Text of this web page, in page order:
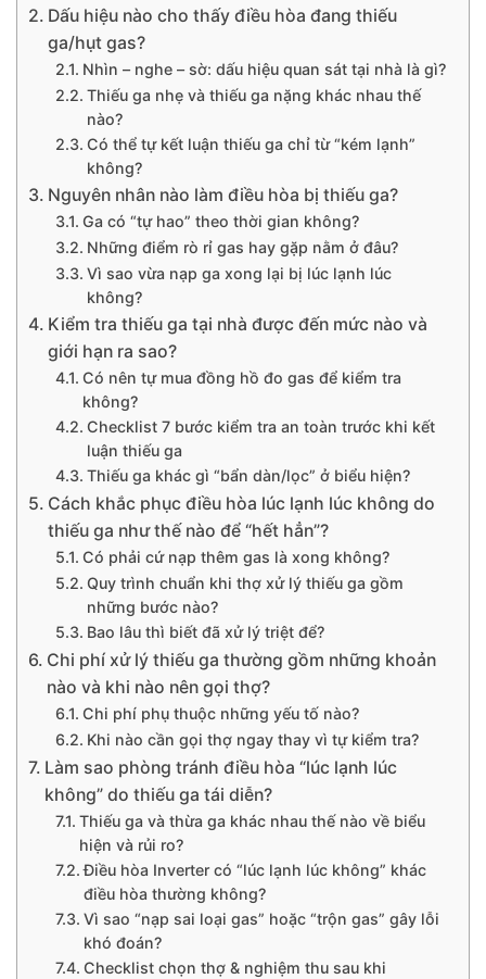
Dấu hiệu nào cho thấy điều hòa đang thiếu
ga/hụt gas?
Nhìn – nghe – sờ: dấu hiệu quan sát tại nhà là gì?
Thiếu ga nhẹ và thiếu ga nặng khác nhau thế
nào?
Có thể tự kết luận thiếu ga chỉ từ “kém lạnh”
không?
Nguyên nhân nào làm điều hòa bị thiếu ga?
Ga có “tự hao” theo thời gian không?
Những điểm rò rỉ gas hay gặp nằm ở đâu?
Vì sao vừa nạp ga xong lại bị lúc lạnh lúc
không?
Kiểm tra thiếu ga tại nhà được đến mức nào và
giới hạn ra sao?
Có nên tự mua đồng hồ đo gas để kiểm tra
không?
Checklist 7 bước kiểm tra an toàn trước khi kết
luận thiếu ga
Thiếu ga khác gì “bẩn dàn/lọc” ở biểu hiện?
Cách khắc phục điều hòa lúc lạnh lúc không do
thiếu ga như thế nào để “hết hẳn”?
Có phải cứ nạp thêm gas là xong không?
Quy trình chuẩn khi thợ xử lý thiếu ga gồm
những bước nào?
Bao lâu thì biết đã xử lý triệt để?
Chi phí xử lý thiếu ga thường gồm những khoản
nào và khi nào nên gọi thợ?
Chi phí phụ thuộc những yếu tố nào?
Khi nào cần gọi thợ ngay thay vì tự kiểm tra?
Làm sao phòng tránh điều hòa “lúc lạnh lúc
không” do thiếu ga tái diễn?
Thiếu ga và thừa ga khác nhau thế nào về biểu
hiện và rủi ro?
Điều hòa Inverter có “lúc lạnh lúc không” khác
điều hòa thường không?
Vì sao “nạp sai loại gas” hoặc “trộn gas” gây lỗi
khó đoán?
Checklist chọn thợ & nghiệm thu sau khi